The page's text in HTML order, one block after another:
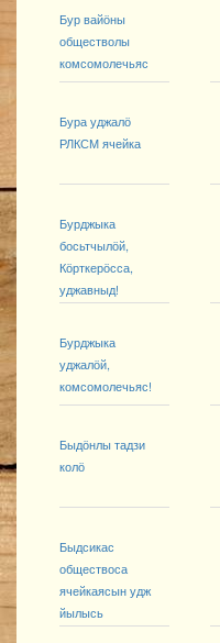
Бур вайӧны
обществолы
комсомолечьяс
Бура уджалӧ
РЛКСМ ячейка
Бурджыка
босьтчылӧй,
Кӧрткерӧсса,
уджавныд!
Бурджыка
уджалӧй,
комсомолечьяс!
Быдӧнлы тадзи
колӧ
Быдсикас
обществоса
ячейкаясын удж
йылысь